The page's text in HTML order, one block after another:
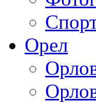
Спорт
Орел